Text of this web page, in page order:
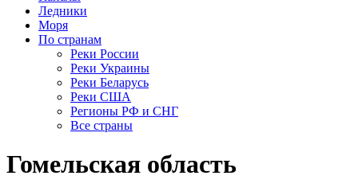
Ледники
Моря
По странам
Реки России
Реки Украины
Реки Беларусь
Реки США
Регионы РФ и СНГ
Все страны
Гомельская область